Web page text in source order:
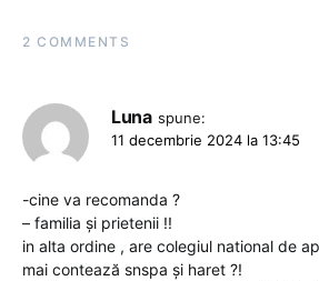
2 COMMENTS
Luna spune:
11 decembrie 2024 la 13:45
-cine va recomanda ?
– familia și prietenii !!
in alta ordine , are colegiul national de
mai contează snspa și haret ?!